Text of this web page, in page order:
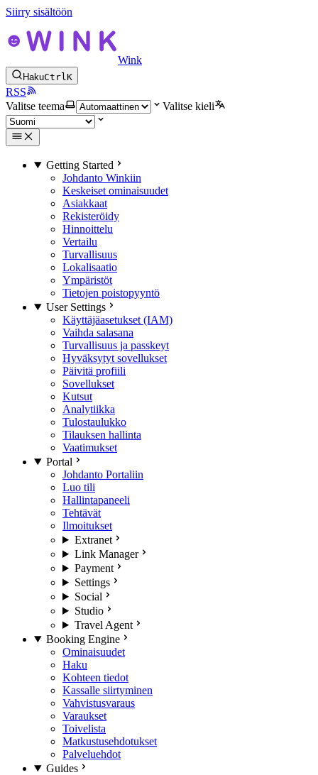
Siirry sisältöön
Wink
HakuCtrlK
RSS
Valitse teema
Valitse kieli
Getting Started
Johdanto Winkiin
Keskeiset ominaisuudet
Asiakkaat
Rekisteröidy
Hinnoittelu
Vertailu
Turvallisuus
Lokalisaatio
Ympäristöt
Tietojen poistopyyntö
User Settings
Käyttäjäasetukset (IAM)
Vaihda salasana
Turvallisuus ja passkeyt
Hyväksytyt sovellukset
Päivitä profiili
Sovellukset
Kutsut
Analytiikka
Tulostaulukko
Tilauksen hallinta
Vaatimukset
Portal
Johdanto Portaliin
Luo tili
Hallintapaneeli
Tehtävät
Ilmoitukset
Extranet
Link Manager
Payment
Settings
Social
Studio
Travel Agent
Booking Engine
Ominaisuudet
Haku
Kohteen tiedot
Kassalle siirtyminen
Vahvistusvaraus
Varaukset
Toivelista
Matkustusehdotukset
Palveluehdot
Guides